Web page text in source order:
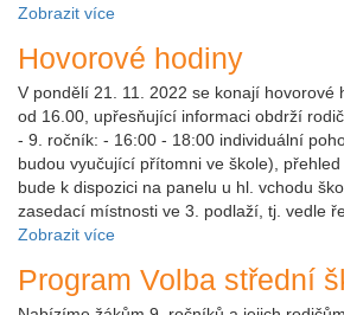
Zobrazit více
Hovorové hodiny
V pondělí 21. 11. 2022 se konají hovorové
od 16.00, upřesňující informaci obdrží
- 9. ročník: - 16:00 - 18:00 individuální
budou vyučující přítomni ve škole),
bude k dispozici na panelu u hl. vchodu
zasedací místnosti ve 3. podlaží, tj. vedle
Zobrazit více
Program Volba střední